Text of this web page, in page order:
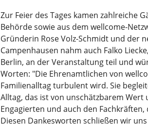
Zur Feier des Tages kamen zahlreiche
Behörde sowie aus dem wellcome-
Gründerin Rose Volz-Schmidt und der
Campenhausen nahm auch Falko
Berlin, an der Veranstaltung teil und
Worten: "Die Ehrenamtlichen von
Familienalltag turbulent wird. Sie
Alltag, das ist von unschätzbarem
Engagierten und auch den
Diesen Dankesworten schließen wir